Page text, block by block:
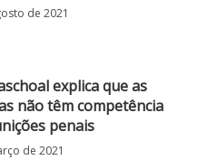
de 2021
explica que as
não têm competência
penais
de 2021